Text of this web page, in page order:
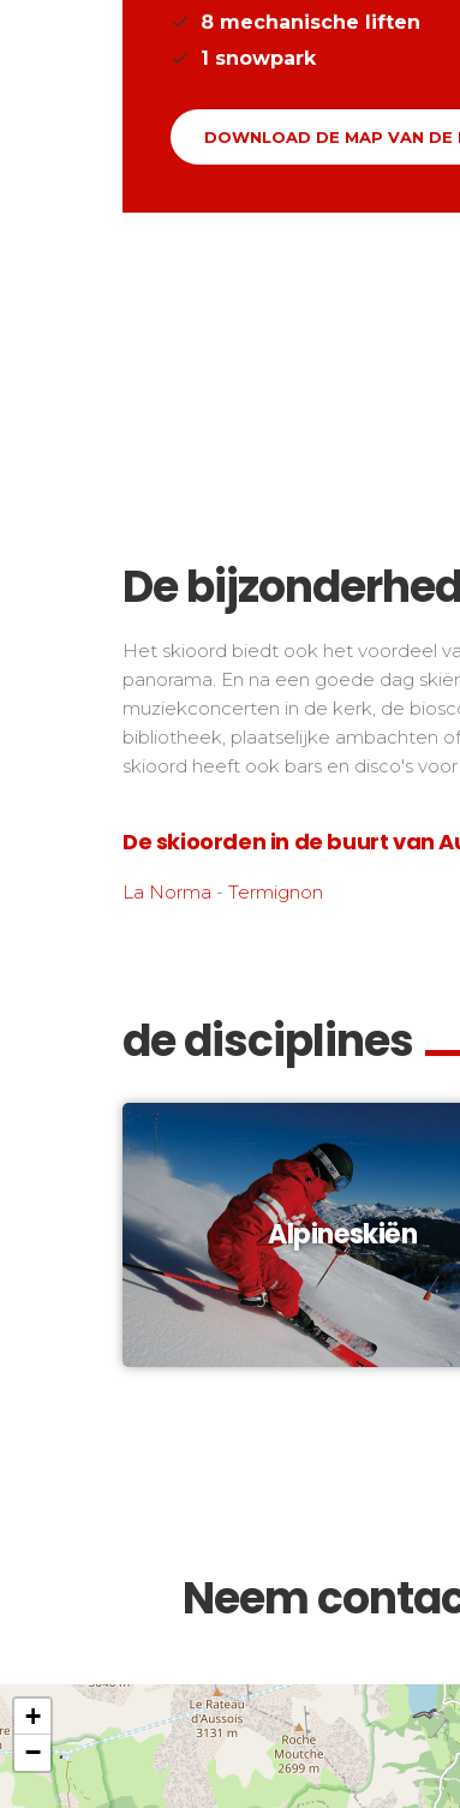
8 mechanische liften
1 snowpark
DOWNLOAD DE MAP VAN DE
De
Het skioord biedt ook het voordeel
panorama. En na een goede dag
muziekconcerten in de kerk, de
bibliotheek, plaatselijke ambachten
skioord heeft ook bars en disco's
De skioorden in de buurt van
La Norma - Termignon
de disciplines
Alpineskiën
+
−
Neem